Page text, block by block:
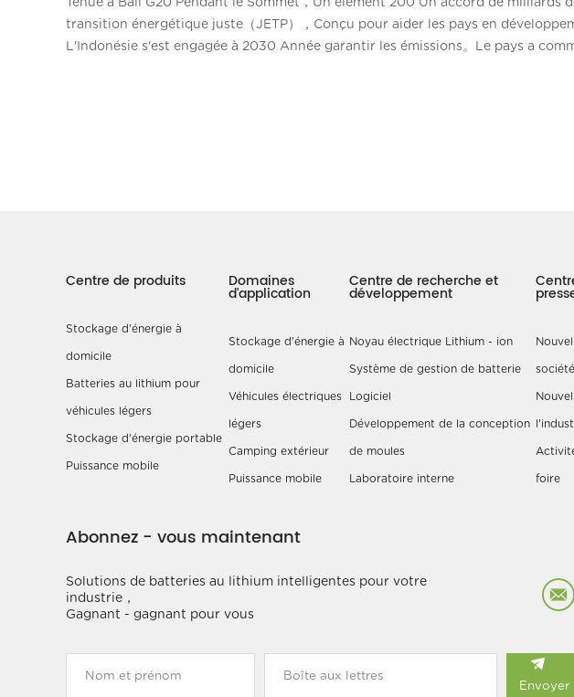
Tenue à Bali G20 Pendant le Sommet，Un élément 200 Un accord de
transition énergétique juste（JETP），Conçu pour aider les pays en
L'Indonésie s'est engagée à 2030 Année garantir les émissions。Le pays a
Centre de produits
Stockage d'énergie à
domicile
Batteries au lithium pour
véhicules légers
Stockage d'énergie portable
Puissance mobile
Domaines
d'application
Stockage d'énergie à
domicile
Véhicules électriques
légers
Camping extérieur
Puissance mobile
Centre de recherche et
développement
Noyau électrique Lithium - ion
Système de gestion de batterie
Logiciel
Développement de la conception
de moules
Laboratoire interne
société
foire
Abonnez - vous maintenant
Solutions de batteries au lithium intelligentes pour votre
industrie，
Gagnant - gagnant pour vous
Envoyer